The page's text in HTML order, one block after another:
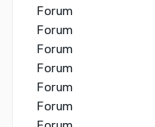
Forum
Forum
Forum
Forum
Forum
Forum